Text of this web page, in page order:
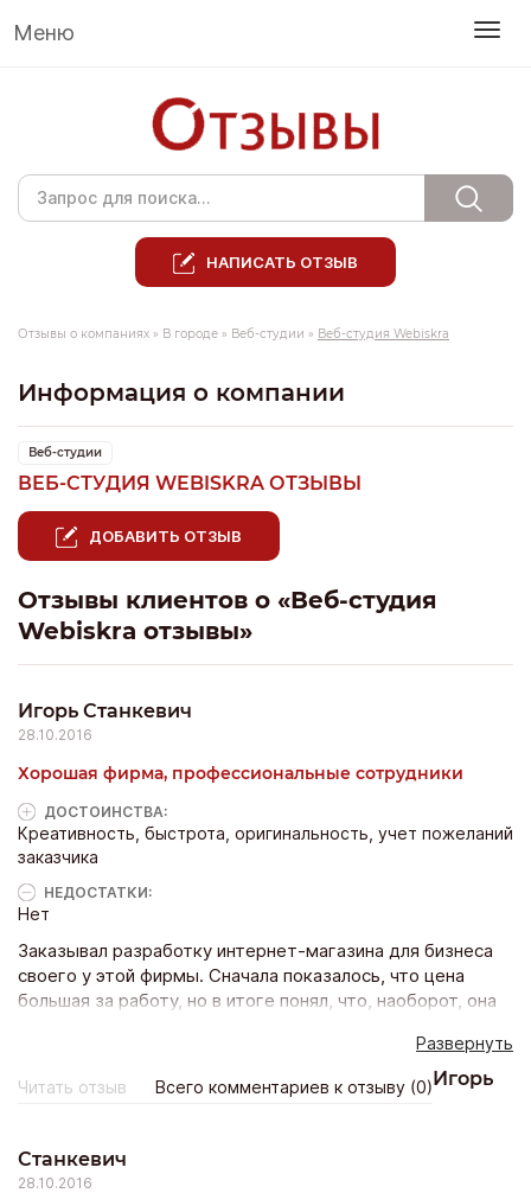
Меню
НАПИСАТЬ ОТЗЫВ
Отзывы о компаниях » В городе » Веб-студии » Веб-студия Webiskra
Информация о компании
Веб-студии
ВЕБ-СТУДИЯ WEBISKRA ОТЗЫВЫ
ДОБАВИТЬ ОТЗЫВ
Отзывы клиентов о «Веб-студия
Webiskra отзывы»
Игорь Станкевич
28.10.2016
Хорошая фирма, профессиональные сотрудники
ДОСТОИНCТВА:
Креативность, быстрота, оригинальность, учет пожеланий
заказчика
НЕДОСТАТКИ:
Нет
Заказывал разработку интернет-магазина для бизнеса
своего у этой фирмы. Сначала показалось, что цена
большая за работу, но в итоге понял, что, наоборот, она
для меня, это быстро. Во-вторых, оформление сайта -
не шаблонное и типичное, были учтены мои пожелания
при выполнении работы, оформили мне страницы
В-третьих, сделали небольшой подарок за заказ -
вполне приятный такой нюанс :) Так что я остался
Развернуть
Читать отзыв Всего комментариев к отзыву (0)Игорь
Станкевич
28.10.2016